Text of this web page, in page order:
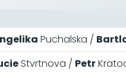
Puchalska
Stvrtnova Petr